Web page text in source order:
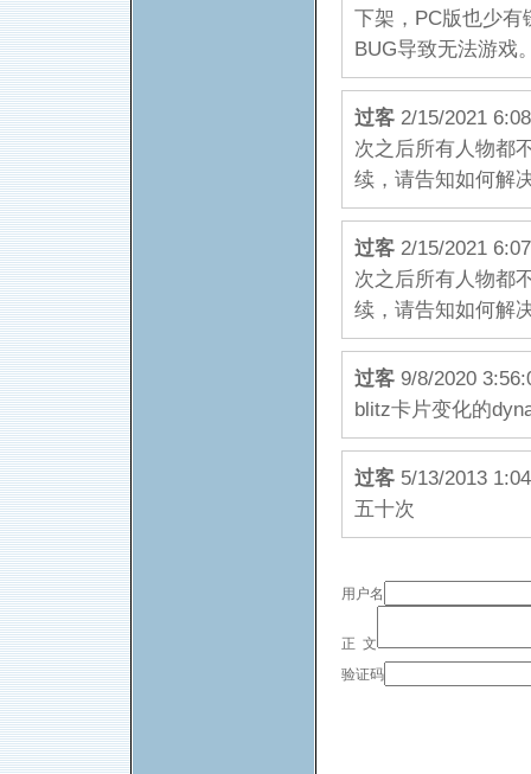
下架，PC版也少有
BUG导致无法游戏
过客 2/15/2021
次之后所有人物都
续，请告知如何解
过客 2/15/2021
次之后所有人物都
续，请告知如何解
过客 9/8/2020
blitz卡片变化的
过客 5/13/2013
五十次
用户名
正 文
验证码